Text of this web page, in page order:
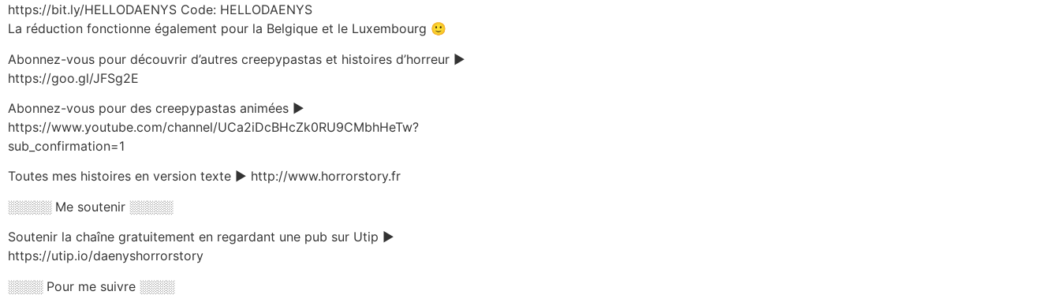
https://bit.ly/HELLODAENYS Code: HELLODAENYS
La réduction fonctionne également pour la Belgique et le Luxembourg 🙂
Abonnez-vous pour découvrir d’autres creepypastas et histoires d’horreur ►
https://goo.gl/JFSg2E
Abonnez-vous pour des creepypastas animées ►
https://www.youtube.com/channel/UCa2iDcBHcZk0RU9CMbhHeTw?
sub_confirmation=1
Toutes mes histoires en version texte ► http://www.horrorstory.fr
░░░░░ Me soutenir ░░░░░
Soutenir la chaîne gratuitement en regardant une pub sur Utip ►
https://utip.io/daenyshorrorstory
░░░░ Pour me suivre ░░░░